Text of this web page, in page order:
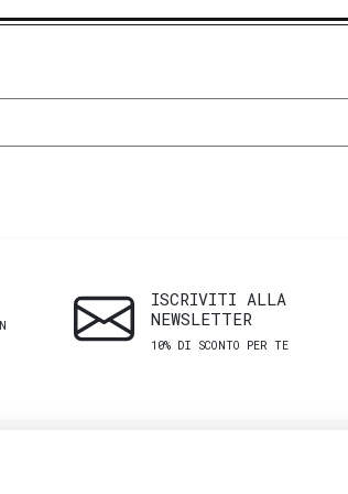
ISCRIVITI ALLA
NEWSLETTER
10% DI SCONTO PER TE